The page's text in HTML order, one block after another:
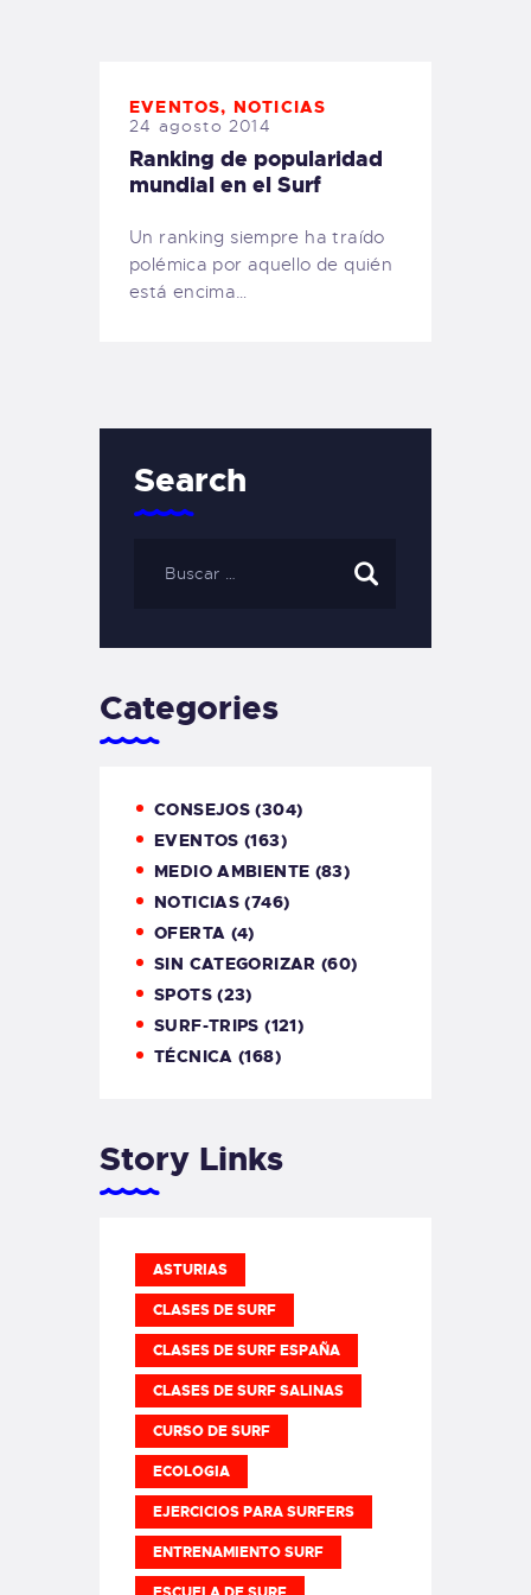
EVENTOS, NOTICIAS
24 agosto 2014
Ranking de popularidad
mundial en el Surf
Un ranking siempre ha traído
polémica por aquello de quién
está encima…
Search
Categories
CONSEJOS (304)
EVENTOS (163)
MEDIO AMBIENTE (83)
NOTICIAS (746)
OFERTA (4)
SIN CATEGORIZAR (60)
SPOTS(23)
SURF-TRIPS (121)
TÉCNICA (168)
Story Links
ASTURIAS
CLASES DE SURF
CLASES DE SURF ESPAÑA
CLASES DE SURF SALINAS
CURSO DE SURF
ECOLOGIA
EJERCICIOS PARA SURFERS
ENTRENAMIENTO SURF